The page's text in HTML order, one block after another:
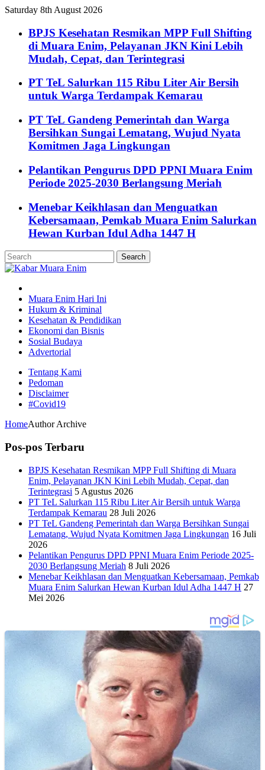
Saturday 8th August 2026
BPJS Kesehatan Resmikan MPP Full Shifting
di Muara Enim, Pelayanan JKN Kini Lebih
Mudah, Cepat, dan Terintegrasi
PT TeL Salurkan 115 Ribu Liter Air Bersih
untuk Warga Terdampak Kemarau
PT TeL Gandeng Pemerintah dan Warga
Bersihkan Sungai Lematang, Wujud Nyata
Komitmen Jaga Lingkungan
Pelantikan Pengurus DPD PPNI Muara Enim
Periode 2025-2030 Berlangsung Meriah
Menebar Keikhlasan dan Menguatkan
Kebersamaan, Pemkab Muara Enim Salurkan
Hewan Kurban Idul Adha 1447 H
Muara Enim Hari Ini
Hukum & Kriminal
Kesehatan & Pendidikan
Ekonomi dan Bisnis
Sosial Budaya
Advertorial
Tentang Kami
Pedoman
Disclaimer
#Covid19
HomeAuthor Archive
Pos-pos Terbaru
BPJS Kesehatan Resmikan MPP Full Shifting di Muara
Enim, Pelayanan JKN Kini Lebih Mudah, Cepat, dan
Terintegrasi 5 Agustus 2026
PT TeL Salurkan 115 Ribu Liter Air Bersih untuk Warga
Terdampak Kemarau 28 Juli 2026
PT TeL Gandeng Pemerintah dan Warga Bersihkan Sungai
Lematang, Wujud Nyata Komitmen Jaga Lingkungan 16 Juli
2026
Pelantikan Pengurus DPD PPNI Muara Enim Periode 2025-
2030 Berlangsung Meriah 8 Juli 2026
Menebar Keikhlasan dan Menguatkan Kebersamaan, Pemkab
Muara Enim Salurkan Hewan Kurban Idul Adha 1447 H 27
Mei 2026